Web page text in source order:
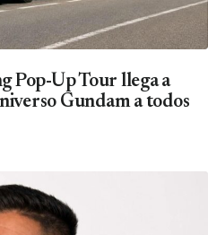
Pop-Up Tour llega a
Gundam a todos